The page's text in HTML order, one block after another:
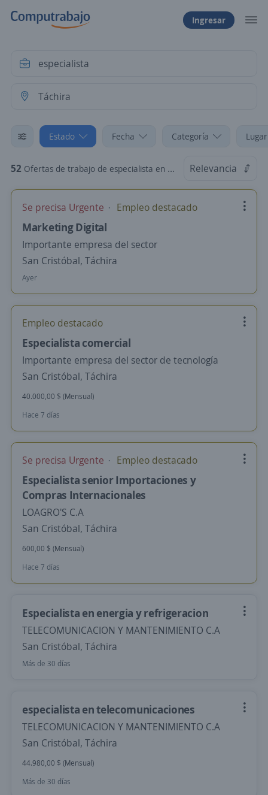
Ingresar
Estado Fecha Categoría
52 Ofertas de trabajo de especialista en Táchira Relevancia
Se precisa Urgente Empleo destacado
Marketing Digital
Importante empresa del sector
San Cristóbal, Táchira
Ayer
Empleo destacado
Especialista comercial
Importante empresa del sector de tecnología
San Cristóbal, Táchira
40.000,00 $ (Mensual)
Hace 7 días
Se precisa Urgente Empleo destacado
Especialista senior Importaciones y
Compras Internacionales
LOAGRO'S C.A
San Cristóbal, Táchira
600,00 $ (Mensual)
Hace 7 días
Especialista en energia y refrigeracion
TELECOMUNICACION Y MANTENIMIENTO C.A
San Cristóbal, Táchira
Más de 30 días
especialista en telecomunicaciones
TELECOMUNICACION Y MANTENIMIENTO C.A
San Cristóbal, Táchira
44.980,00 $ (Mensual)
Más de 30 días